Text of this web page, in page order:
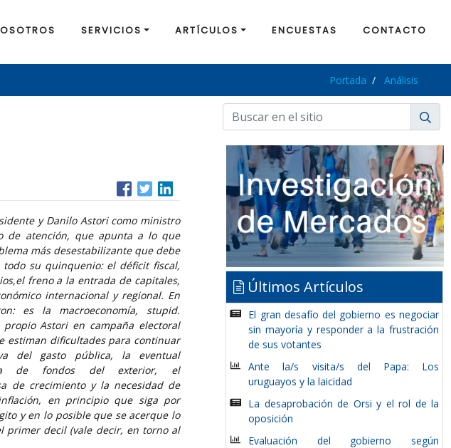
SERVICIOS ARTÍCULOS ENCUESTAS CONTACTO
Portada Análisis
y Danilo Astori como ministro
de atención, que apunta a lo que
más desestabilizante que debe
su quinquenio: el déficit fiscal,
freno a la entrada de capitales,
internacional y regional. En
es la macroeconomía, stupid.
Astori en campaña electoral
estiman dificultades para continuar
del gasto pública, la eventual
de fondos del exterior, el
de crecimiento y la necesidad de
en principio que siga por
y en lo posible que se acerque lo
primer decil (vale decir, en torno al
Últimos Artículos
El gran desafío del gobierno es negociar
sin mayoría y responder a la frustración
de sus votantes
Ante la/s visita/s del Papa: Los
uruguayos y la laicidad
La desaprobación de Orsi y el rol de la
oposición
Evaluación del gobierno según